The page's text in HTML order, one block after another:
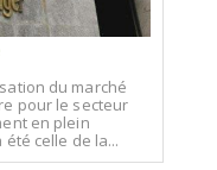
du marché
pour le secteur
en plein
celle de la...